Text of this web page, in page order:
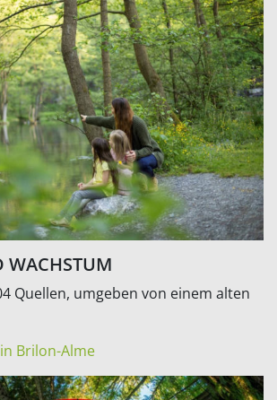
WACHSTUM
Quellen, umgeben von einem alten
Brilon-Alme